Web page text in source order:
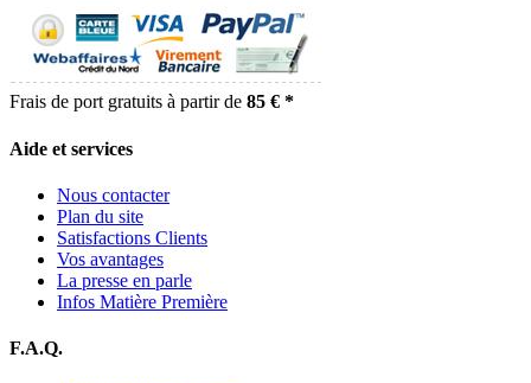
Frais de port gratuits à partir de 85 € *
Aide et services
Nous contacter
Plan du site
Satisfactions Clients
Vos avantages
La presse en parle
Infos Matière Première
F.A.Q.